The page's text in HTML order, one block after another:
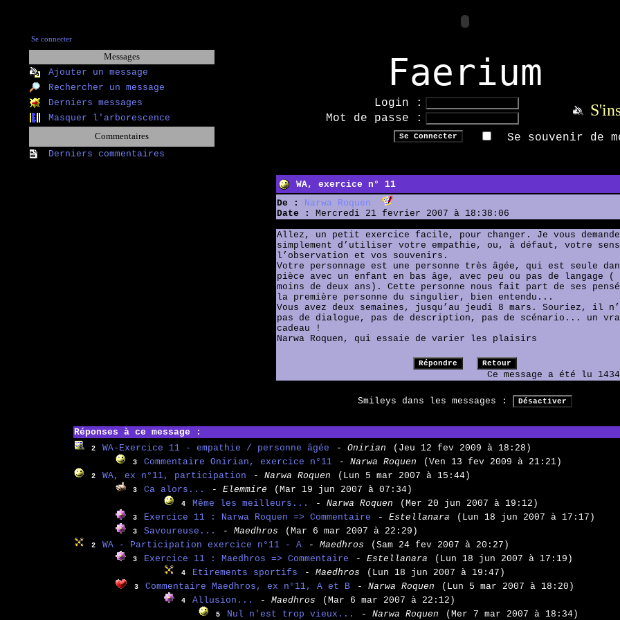
Se connecter
Messages
Faerium
Ajouter un message
Rechercher un message
Derniers messages
Login :
Masquer l'arborescence
Mot de passe :
Commentaires
Se souvenir de
Derniers commentaires
WA, exercice n° 11
De :
Narwa Roquen
Date :
Mercredi 21 fevrier 2007 à 18:38:06
Allez, un petit exercice facile, pour changer. Je vous demande
simplement d’utiliser votre empathie, ou, à défaut, votre
l’observation et vos souvenirs.
Votre personnage est une personne très âgée, qui est seule
pièce avec un enfant en bas âge, avec peu ou pas de langage (
moins de deux ans). Cette personne nous fait part de ses
la première personne du singulier, bien entendu...
Vous avez deux semaines, jusqu’au jeudi 8 mars. Souriez, il
pas de dialogue, pas de description, pas de scénario... un
cadeau !
Narwa Roquen, qui essaie de varier les plaisirs
Ce message a été lu
Smileys dans les messages :
Réponses à ce message :
2 WA-Exercice 11 - empathie / personne âgée - Onirian (Jeu 12 fev 2009 à 18:28)
3 Commentaire Onirian, exercice n°11 - Narwa Roquen (Ven 13 fev 2009 à 21:21)
2 WA, ex n°11, participation - Narwa Roquen (Lun 5 mar 2007 à 15:44)
3 Ca alors... - Elemmirë (Mar 19 jun 2007 à 07:34)
4 Même les meilleurs... - Narwa Roquen (Mer 20 jun 2007 à 19:12)
3 Exercice 11 : Narwa Roquen => Commentaire - Estellanara (Lun 18 jun 2007 à 17:17)
3 Savoureuse... - Maedhros (Mar 6 mar 2007 à 22:29)
2 WA - Participation exercice n°11 - A - Maedhros (Sam 24 fev 2007 à 20:27)
3 Exercice 11 : Maedhros => Commentaire - Estellanara (Lun 18 jun 2007 à 17:19)
4 Etirements sportifs - Maedhros (Lun 18 jun 2007 à 19:47)
3 Commentaire Maedhros, ex n°11, A et B - Narwa Roquen (Lun 5 mar 2007 à 18:20)
4 Allusion... - Maedhros (Mar 6 mar 2007 à 22:12)
5 Nul n'est trop vieux... - Narwa Roquen (Mer 7 mar 2007 à 18:34)